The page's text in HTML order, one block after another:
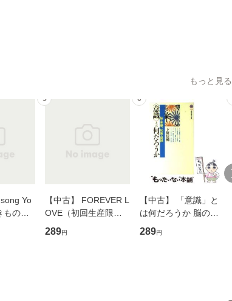
もっと見る
song Yo
のが
5
【中古】 FOREVER L
OVE（初回生産限定
盤） / 清水翔太×加藤
ミリヤ / [CD]【メール
289円
6
【中古】 「意識」と
は何だろうか 脳の来
歴、知覚の錯誤 （講
談社現代新書） / 下条
289円